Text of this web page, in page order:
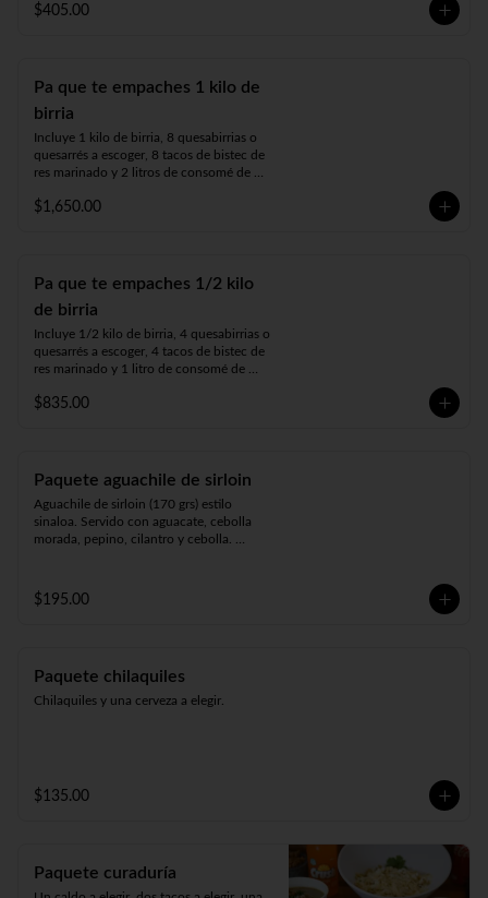
$405.00
Pa que te empaches 1 kilo de
birria
Incluye 1 kilo de birria, 8 quesabirrias o
quesarrés a escoger, 8 tacos de bistec de
res marinado y 2 litros de consomé de
tortillas, limones y salsa a elegir.
$1,650.00
Pa que te empaches 1/2 kilo
de birria
Incluye 1/2 kilo de birria, 4 quesabirrias o
quesarrés a escoger, 4 tacos de bistec de
res marinado y 1 litro de consomé de
limones, tortillas y salsa a elegir.
$835.00
Paquete aguachile de sirloin
Aguachile de sirloin (170 grs) estilo
sinaloa. Servido con aguacate, cebolla
morada, pepino, cilantro y cebolla.
$195.00
Paquete chilaquiles
Chilaquiles y una cerveza a elegir.
$135.00
Paquete curaduría